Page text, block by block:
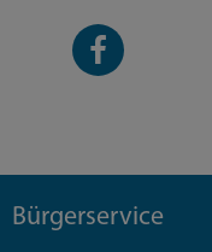
Facebook-
Seite
Bürgerservice